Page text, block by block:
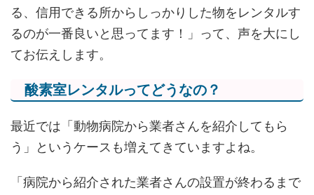
る、信用できる所からしっかりした物をレンタルす
るのが一番良いと思ってます！」って、声を大にし
てお伝えします。
酸素室レンタルってどうなの？
最近では「動物病院から業者さんを紹介してもら
う」というケースも増えてきていますよね。
「病院から紹介された業者さんの設置が終わるまで